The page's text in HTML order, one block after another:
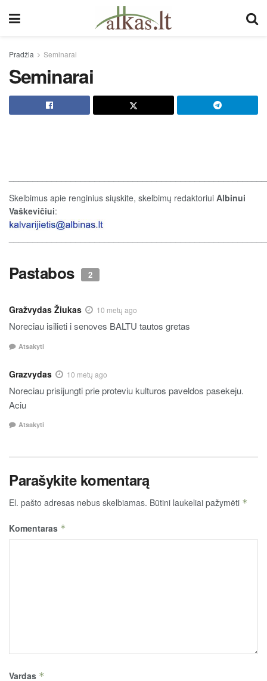
Pradžia Seminarai
Seminarai
Skelbimus apie renginius siųskite, skelbimų redaktoriui Albinui
Vaškevičiui:
Pastabos 2
Gražvydas Žiukas 10 metų ago
Noreciau isilieti i senoves BALTU tautos gretas
Atsakyti
Grazvydas 10 metų ago
Noreciau prisijungti prie proteviu kulturos paveldos pasekeju.
Aciu
Atsakyti
Parašykite komentarą
El. pašto adresas nebus skelbiamas. Būtini laukeliai pažymėti *
Komentaras *
Vardas *